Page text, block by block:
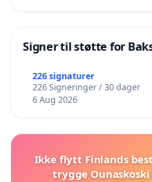
Signer til støtte for
226 signaturer
226 Signeringer / 30 dager
6 Aug 2026
Ikke flytt Finlands
trygge